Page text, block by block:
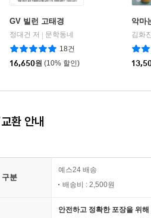
GV 빌런 고태경
정대건 저
문학동네
18건
16,650원 (10% 할인)
악마
김화
환 안내
구분
예스24 배송
배송비 : 2,500원
안전하고 정확한 포장을 위